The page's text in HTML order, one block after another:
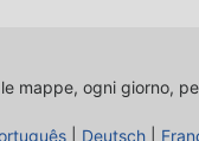
mappe, ogni giorno,
Deutsch